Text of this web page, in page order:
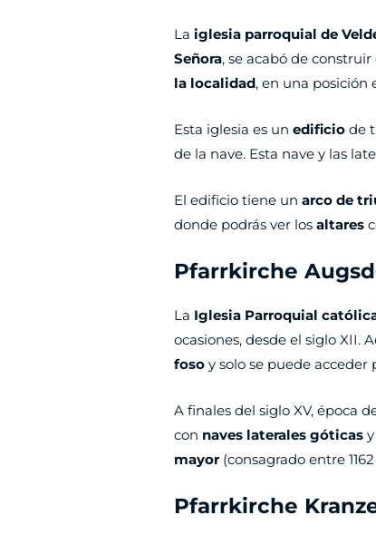
La iglesia parroquial de
Señora, se acabó de construir
la localidad, en una posición
Esta iglesia es un edificio de
de la nave. Esta nave y las
El edificio tiene un arco de
donde podrás ver los altares
Pfarrkirche
La Iglesia Parroquial
ocasiones, desde el siglo XII.
foso y solo se puede acceder
A finales del siglo XV, época
con naves laterales góticas
mayor(consagrado entre 1162
Pfarrkirche